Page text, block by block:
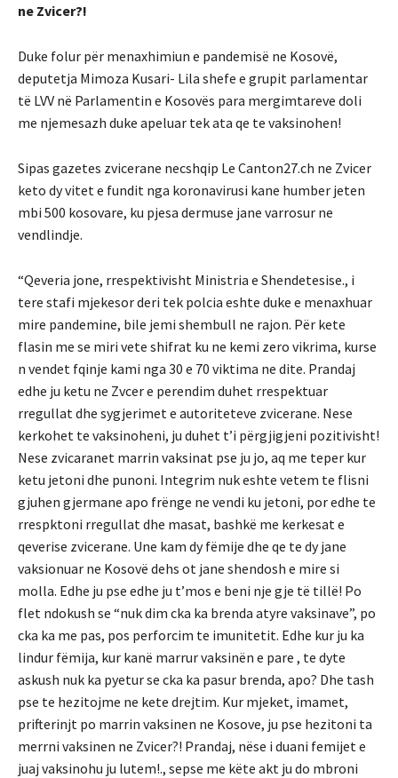
ne Zvicer?!
Duke folur për menaxhimiun e pandemisë ne Kosovë,
deputetja Mimoza Kusari- Lila shefe e grupit parlamentar
të LVV në Parlamentin e Kosovës para mergimtareve doli
me njemesazh duke apeluar tek ata qe te vaksinohen!
Sipas gazetes zvicerane necshqip Le Canton27.ch ne Zvicer
keto dy vitet e fundit nga koronavirusi kane humber jeten
mbi 500 kosovare, ku pjesa dermuse jane varrosur ne
vendlindje.
“Qeveria jone, rrespektivisht Ministria e Shendetesise., i
tere stafi mjekesor deri tek polcia eshte duke e menaxhuar
mire pandemine, bile jemi shembull ne rajon. Për kete
flasin me se miri vete shifrat ku ne kemi zero vikrima, kurse
n vendet fqinje kami nga 30 e 70 viktima ne dite. Prandaj
edhe ju ketu ne Zvcer e perendim duhet rrespektuar
rregullat dhe sygjerimet e autoriteteve zvicerane. Nese
kerkohet te vaksinoheni, ju duhet t’i përgjigjeni pozitivisht!
Nese zvicaranet marrin vaksinat pse ju jo, aq me teper kur
ketu jetoni dhe punoni. Integrim nuk eshte vetem te flisni
gjuhen gjermane apo frënge ne vendi ku jetoni, por edhe te
rrespktoni rregullat dhe masat, bashkë me kerkesat e
qeverise zvicerane. Une kam dy fëmije dhe qe te dy jane
vaksionuar ne Kosovë dehs ot jane shendosh e mire si
molla. Edhe ju pse edhe ju t’mos e beni nje gje të tillë! Po
flet ndokush se “nuk dim cka ka brenda atyre vaksinave”, po
cka ka me pas, pos perforcim te imunitetit. Edhe kur ju ka
lindur fëmija, kur kanë marrur vaksinën e pare , te dyte
askush nuk ka pyetur se cka ka pasur brenda, apo? Dhe tash
pse te hezitojme ne kete drejtim. Kur mjeket, imamet,
prifterinjt po marrin vaksinen ne Kosove, ju pse hezitoni ta
merrni vaksinen ne Zvicer?! Prandaj, nëse i duani femijet e
juaj vaksinohu ju lutem!., sepse me këte akt ju do mbroni